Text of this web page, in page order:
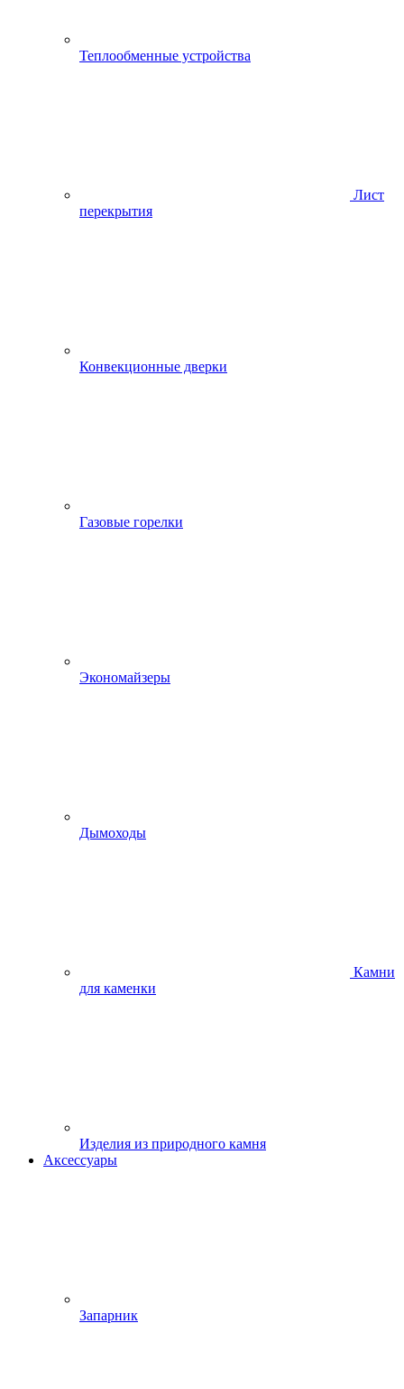
Теплообменные устройства
Лист
перекрытия
Конвекционные дверки
Газовые горелки
Экономайзеры
Дымоходы
Камни
для каменки
Изделия из природного камня
Аксессуары
Запарник